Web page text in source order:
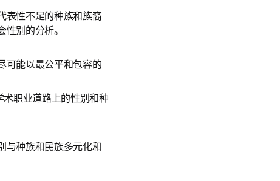
表性不足的种族和族裔
别的分析。
可能以最公平和包容的
职业道路上的性别和种
与种族和民族多元化和